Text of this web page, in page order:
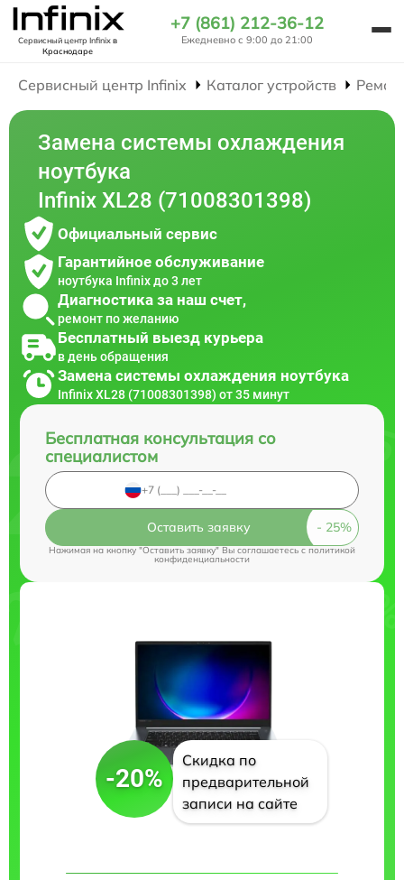
Сервисный центр Infinixв
Краснодаре
+7 (861) 212-36-12
Ежедневно с 9:00 до 21:00
Сервисный центр Infinix Каталог устройств
Замена системы охлаждения
ноутбука
Infinix XL28 (71008301398)
Официальный сервис
Гарантийное обслуживание
ноутбука Infinix до 3 лет
Диагностика за наш счет,
ремонт по желанию
Бесплатный выезд курьера
в день обращения
Замена системы охлаждения ноутбука
Infinix XL28 (71008301398) от 35 минут
Бесплатная консультация со
специалистом
Оставить заявку
Нажимая на кнопку "Оставить заявку" Вы соглашаетесь cполитикой
конфиденциальности
-20%
Скидка по
предварительной
записи на сайте